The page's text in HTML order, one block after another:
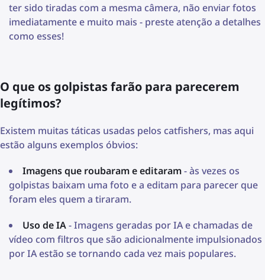
ter sido tiradas com a mesma câmera, não enviar fotos
imediatamente e muito mais - preste atenção a detalhes
como esses!
O que os golpistas farão para parecerem
legítimos?
Existem muitas táticas usadas pelos catfishers, mas aqui
estão alguns exemplos óbvios:
Imagens que roubaram e editaram- às vezes os
golpistas baixam uma foto e a editam para parecer que
foram eles quem a tiraram.
Uso de IA- Imagens geradas por IA e chamadas de
vídeo com filtros que são adicionalmente impulsionados
por IA estão se tornando cada vez mais populares.